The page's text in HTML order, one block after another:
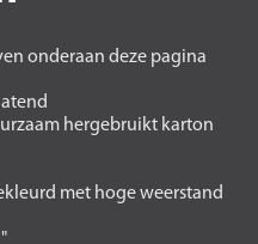
onderaan deze pagina
hergebruikt karton
met hoge weerstand